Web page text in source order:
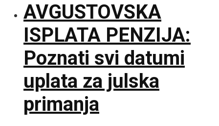
AVGUSTOVSKA
ISPLATA PENZIJA:
Poznati svi datumi
uplata za julska
primanja